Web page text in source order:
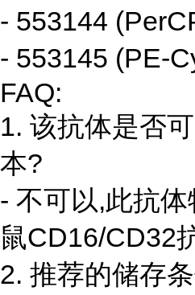
- 553144
- 553145 (PE-
FAQ:
1. 该抗体是否
本?
- 不可以,此抗
鼠CD16/CD32
2. 推荐的储存